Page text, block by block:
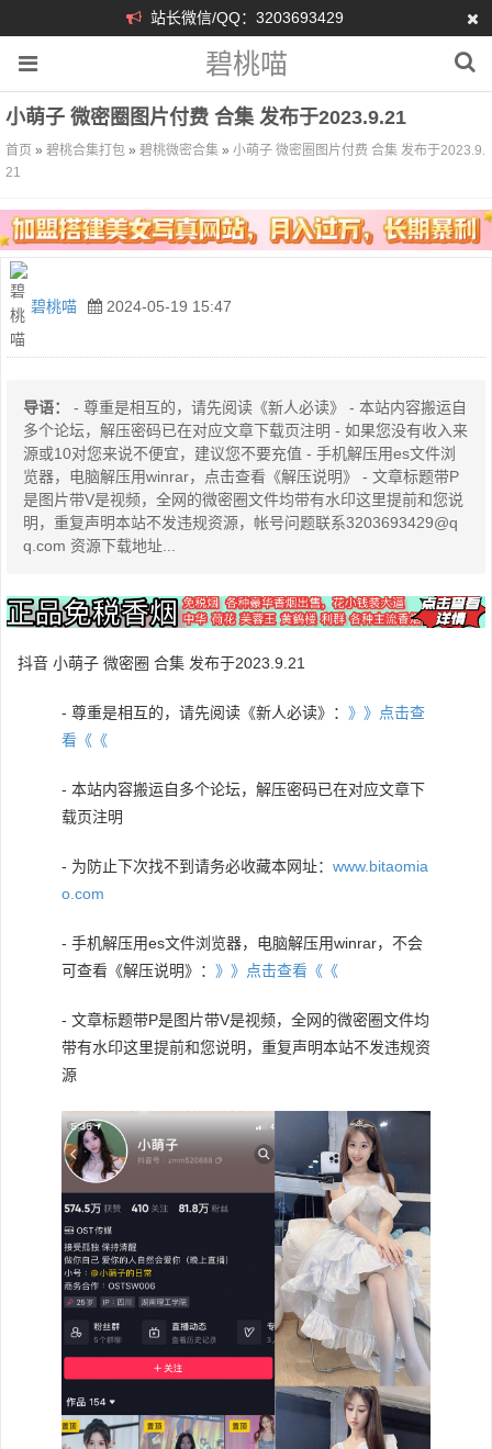
站长微信/QQ：3203693429
碧桃喵
小萌子 微密圈图片付费 合集 发布于2023.9.21
首页 » 碧桃合集打包 » 碧桃微密合集 » 小萌子 微密圈图片付费 合集 发布于2023.9.
21
碧桃喵 2024-05-19 15:47
导语：
- 尊重是相互的，请先阅读《新人必读》 - 本站内容搬运自
多个论坛，解压密码已在对应文章下载页注明 - 如果您没有收入来
源或10对您来说不便宜，建议您不要充值 - 手机解压用es文件浏
览器，电脑解压用winrar，点击查看《解压说明》 - 文章标题带P
是图片带V是视频，全网的微密圈文件均带有水印这里提前和您说
明，重复声明本站不发违规资源，帐号问题联系3203693429@q
q.com 资源下载地址...
抖音 小萌子 微密圈 合集 发布于2023.9.21
- 尊重是相互的，请先阅读《新人必读》： 》》点击查
看《《
- 本站内容搬运自多个论坛，解压密码已在对应文章下
载页注明
- 为防止下次找不到请务必收藏本网址： www.bitaomia
o.com
- 手机解压用es文件浏览器，电脑解压用winrar，不会
可查看《解压说明》： 》》点击查看《《
- 文章标题带P是图片带V是视频，全网的微密圈文件均
带有水印这里提前和您说明，重复声明本站不发违规资
源